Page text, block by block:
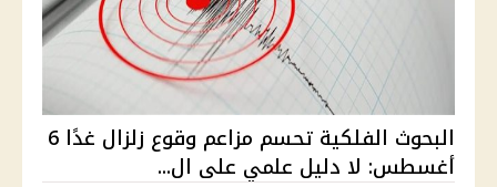
البحوث الفلكية تحسم مزاعم وقوع زلزال غدًا 6
أغسطس: لا دليل علمي على ال...